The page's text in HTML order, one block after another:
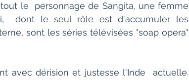
le  personnage de Sangita, une femme
dont le seul rôle est d'accumuler les
sont les séries télévisées "soap opera"
avec dérision et justesse l'Inde  actuelle.